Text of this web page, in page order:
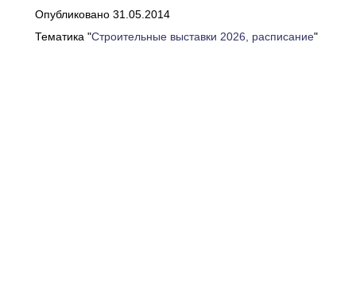
Опубликовано 31.05.2014
Тематика "Строительные выставки 2026, расписание"